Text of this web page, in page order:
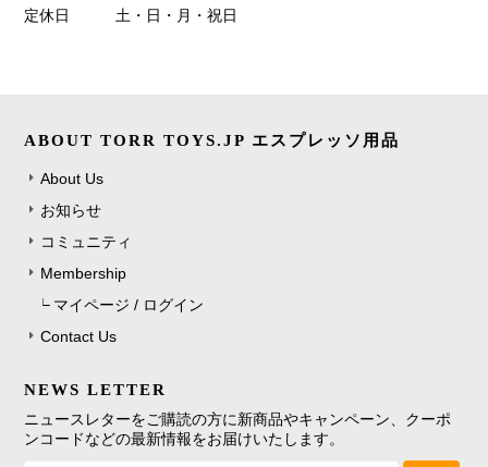
定休日
土・日・月・祝日
ABOUT TORR TOYS.JP エスプレッソ用品
About Us
お知らせ
コミュニティ
Membership
マイページ / ログイン
Contact Us
NEWS LETTER
ニュースレターをご購読の方に新商品やキャンペーン、クーポ
ンコードなどの最新情報をお届けいたします。